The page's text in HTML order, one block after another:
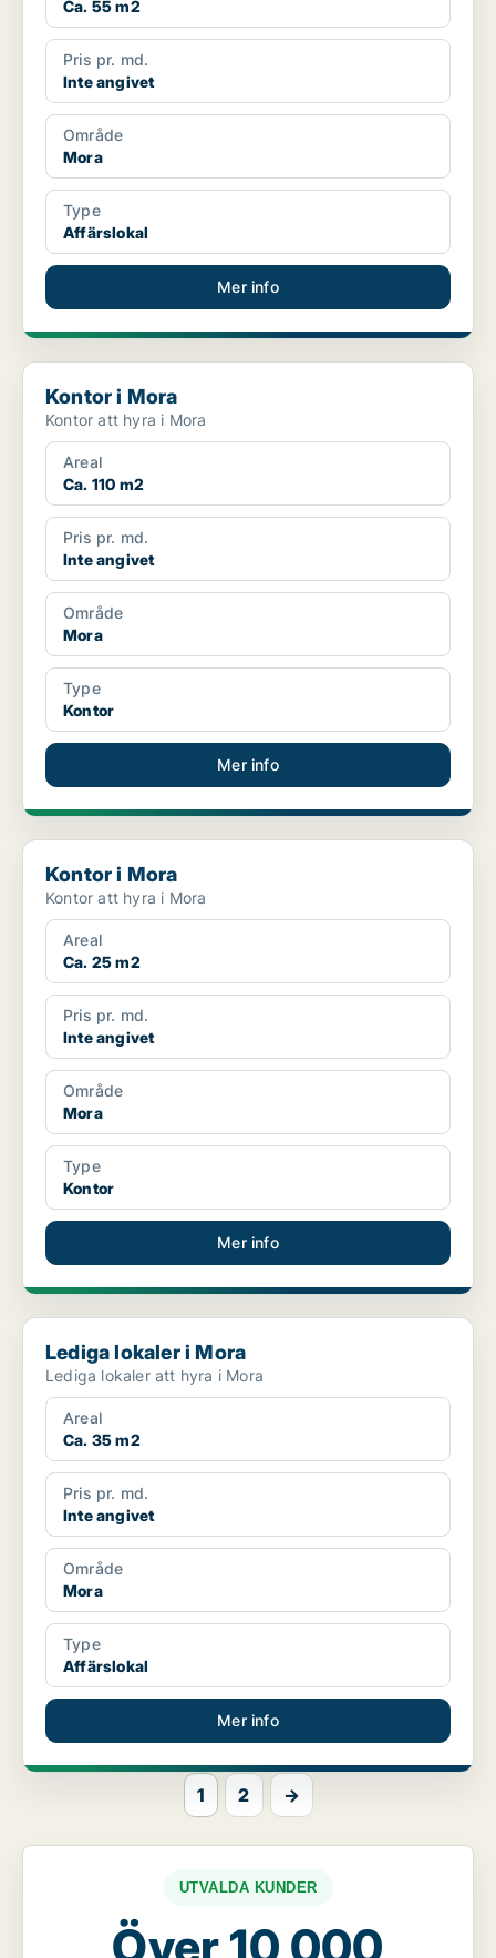
Ca. 55 m2
Pris pr. md.
Inte angivet
Område
Mora
Type
Affärslokal
Mer info
Kontor i Mora
Kontor i Mora
Kontor att hyra i Mora
Areal
Ca. 110 m2
Pris pr. md.
Inte angivet
Område
Mora
Type
Kontor
Mer info
Kontor i Mora
Kontor i Mora
Kontor att hyra i Mora
Areal
Ca. 25 m2
Pris pr. md.
Inte angivet
Område
Mora
Type
Kontor
Mer info
Lediga lokaler i Mora
Lediga lokaler i Mora
Lediga lokaler att hyra i Mora
Areal
Ca. 35 m2
Pris pr. md.
Inte angivet
Område
Mora
Type
Affärslokal
Mer info
1 2 →
UTVALDA KUNDER
Över 10 000